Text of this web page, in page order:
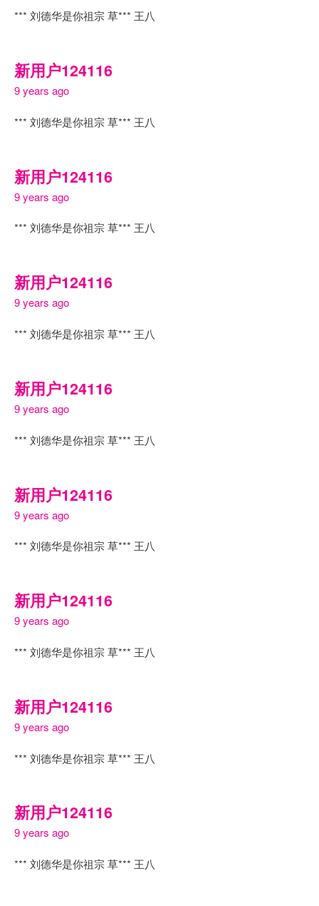
*** 刘德华是你祖宗 草*** 王八
新用户124116
9 years ago
*** 刘德华是你祖宗 草*** 王八
新用户124116
9 years ago
*** 刘德华是你祖宗 草*** 王八
新用户124116
9 years ago
*** 刘德华是你祖宗 草*** 王八
新用户124116
9 years ago
*** 刘德华是你祖宗 草*** 王八
新用户124116
9 years ago
*** 刘德华是你祖宗 草*** 王八
新用户124116
9 years ago
*** 刘德华是你祖宗 草*** 王八
新用户124116
9 years ago
*** 刘德华是你祖宗 草*** 王八
新用户124116
9 years ago
*** 刘德华是你祖宗 草*** 王八